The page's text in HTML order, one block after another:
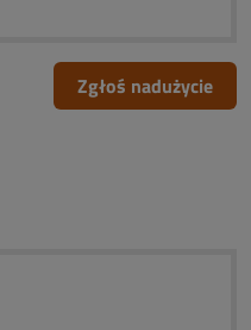
Zgłoś nadużycie